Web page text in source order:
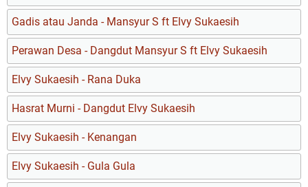
Gadis atau Janda - Mansyur S ft Elvy Sukaesih
Perawan Desa - Dangdut Mansyur S ft Elvy Sukaesih
Elvy Sukaesih - Rana Duka
Hasrat Murni - Dangdut Elvy Sukaesih
Elvy Sukaesih - Kenangan
Elvy Sukaesih - Gula Gula